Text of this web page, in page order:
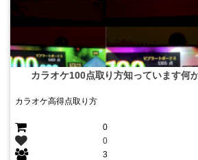
カラオケ100点取り方知っています何
カラオケ高得点取り方
0
0
3